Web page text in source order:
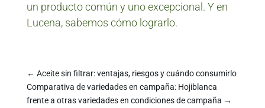
un producto común y uno excepcional. Y en
Lucena, sabemos cómo lograrlo.
← Aceite sin filtrar: ventajas, riesgos y cuándo consumirlo
Comparativa de variedades en campaña: Hojiblanca
frente a otras variedades en condiciones de campaña →